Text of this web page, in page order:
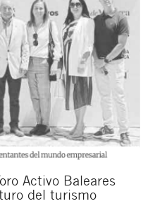
Activo Baleares
del turismo